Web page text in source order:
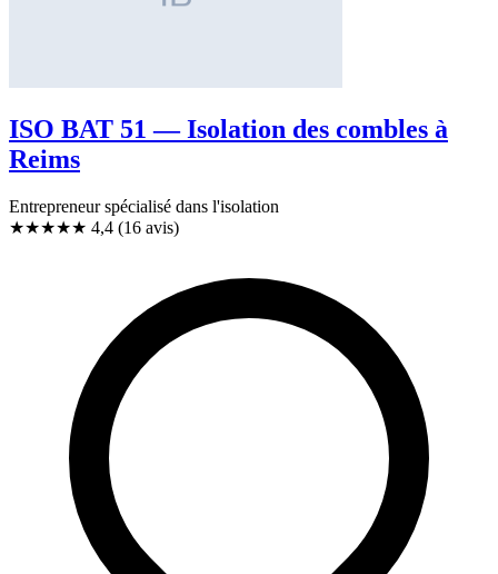
ISO BAT 51 — Isolation des combles à
Reims
Entrepreneur spécialisé dans l'isolation
★★★★★ 4,4 (16 avis)